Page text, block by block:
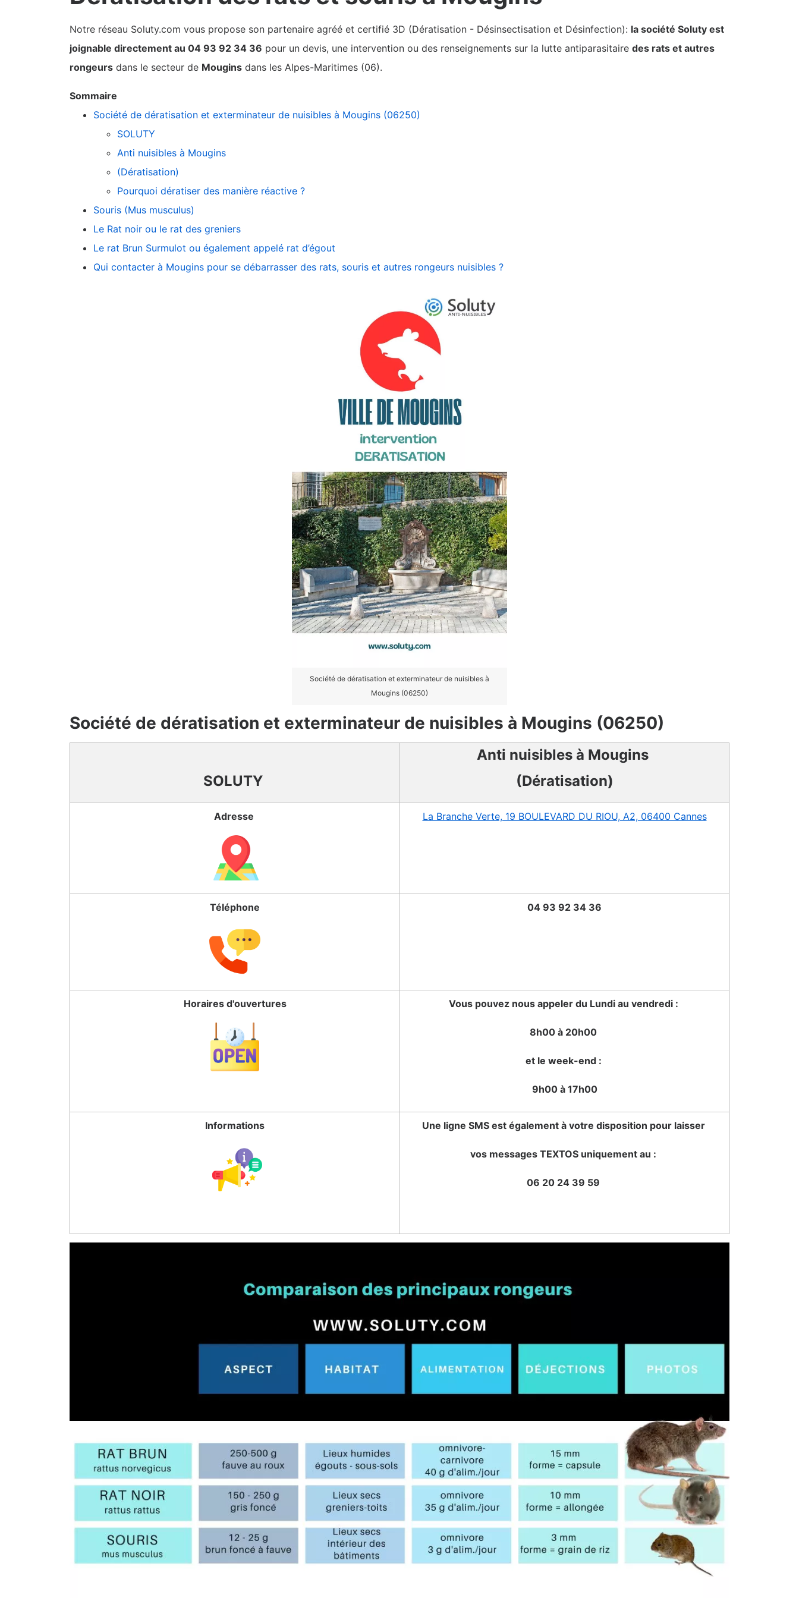
Notre réseau Soluty.com vous propose son partenaire agréé et certifié 3D (Dératisation - Désinsectisation et Désinfection): la société Soluty est
joignable directement au 04 93 92 34 36 pour un devis, une intervention ou des renseignements sur la lutte antiparasitaire des rats et autres
rongeurs dans le secteur de Mougins dans les Alpes-Maritimes (06).
Sommaire
Société de dératisation et exterminateur de nuisibles à Mougins (06250)
SOLUTY
Anti nuisibles à Mougins
(Dératisation)
Pourquoi dératiser des manière réactive ?
Souris (Mus musculus)
Le Rat noir ou le rat des greniers
Le rat Brun Surmulot ou également appelé rat d’égout
Qui contacter à Mougins pour se débarrasser des rats, souris et autres rongeurs nuisibles ?
Société de dératisation et exterminateur de nuisibles à
Mougins (06250)
Société de dératisation et exterminateur de nuisibles à Mougins (06250)
SOLUTY
Anti nuisibles à Mougins
(Dératisation)
Adresse La Branche Verte, 19 BOULEVARD DU RIOU, A2, 06400 Cannes
Téléphone 04 93 92 34 36
Horaires d'ouvertures Vous pouvez nous appeler du Lundi au vendredi :
8h00 à 20h00
et le week-end :
9h00 à 17h00
Informations Une ligne SMS est également à votre disposition pour laisser
vos messages TEXTOS uniquement au :
06 20 24 39 59